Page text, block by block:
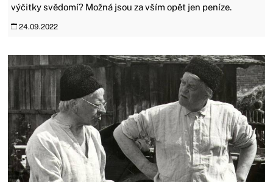
výčitky svědomí? Možná jsou za vším opět jen peníze.
24.09.2022